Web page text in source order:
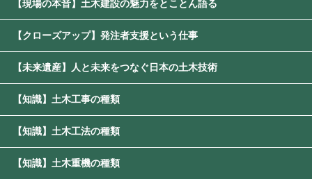
【現場の本音】土木建設の魅力をとことん語る
【クローズアップ】発注者支援という仕事
【未来遺産】人と未来をつなぐ日本の土木技術
【知識】土木工事の種類
【知識】土木工法の種類
【知識】土木重機の種類